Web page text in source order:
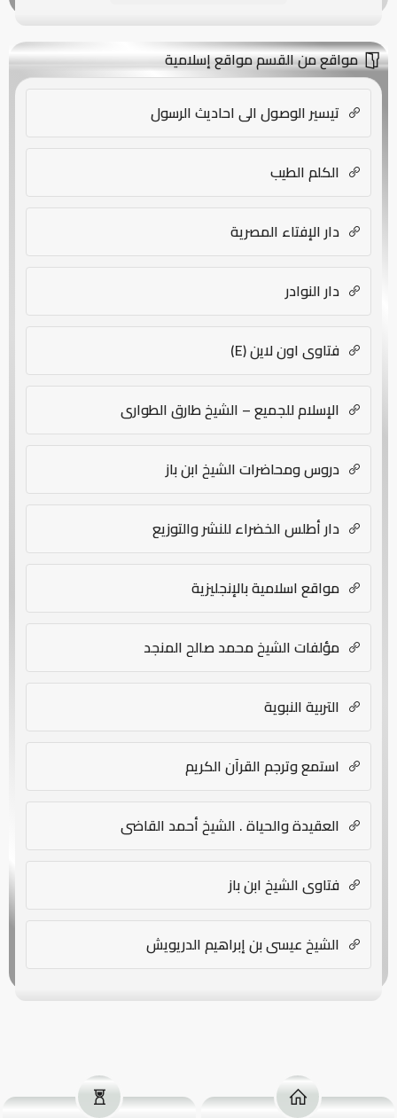
مواقع من القسم مواقع إسلامية
تيسير الوصول الى احاديث الرسول
الكلم الطيب
دار الإفتاء المصرية
دار النوادر
فتاوى اون لاين (E)
الإسلام للجميع – الشيخ طارق الطواري
دروس ومحاضرات الشيخ ابن باز
دار أطلس الخضراء للنشر والتوزيع
مواقع اسلامية بالإنجليزية
مؤلفات الشيخ محمد صالح المنجد
التربية النبوية
استمع وترجم القرآن الكريم
العقيدة والحياة . الشيخ أحمد القاضي
فتاوى الشيخ ابن باز
الشيخ عيسى بن إبراهيم الدريويش